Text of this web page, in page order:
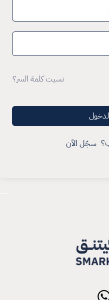
نسيت كلمة السر؟
سجّل الآن